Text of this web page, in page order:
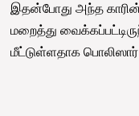
இதன்போது அந்த காரின்
மறைத்து
மீட்டுள்ளதாக பொலிஸார்